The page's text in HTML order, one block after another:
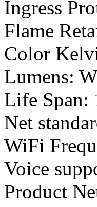
Ingress
Flame
Color
Lumens:
Life Span:
Net
WiFi
Voice
Product